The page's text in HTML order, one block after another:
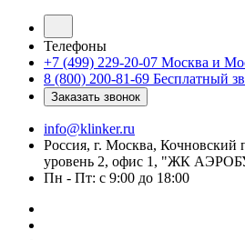
Телефоны
+7 (499) 229-20-07 Москва и
8 (800) 200-81-69 Бесплатный
Заказать звонок
info@klinker.ru
Россия, г. Москва, Кочновский
уровень 2, офис 1, "ЖК
Пн - Пт: с 9:00 до 18:00